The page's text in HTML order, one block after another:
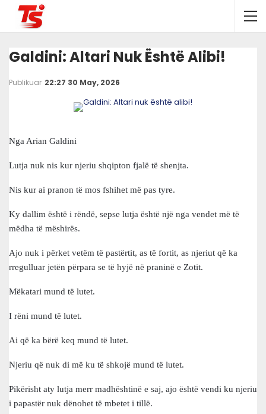
Galdini: Altari Nuk Është Alibi!
Publikuar 22:27 30 May, 2026
Nga Arian Galdini
Lutja nuk nis kur njeriu shqipton fjalë të shenjta.
Nis kur ai pranon të mos fshihet më pas tyre.
Ky dallim është i rëndë, sepse lutja është një nga vendet më të
mëdha të mëshirës.
Ajo nuk i përket vetëm të pastërtit, as të fortit, as njeriut që ka
rregulluar jetën përpara se të hyjë në praninë e Zotit.
Mëkatari mund të lutet.
I rëni mund të lutet.
Ai që ka bërë keq mund të lutet.
Njeriu që nuk di më ku të shkojë mund të lutet.
Pikërisht aty lutja merr madhështinë e saj, ajo është vendi ku njeriu
i papastër nuk dënohet të mbetet i tillë.